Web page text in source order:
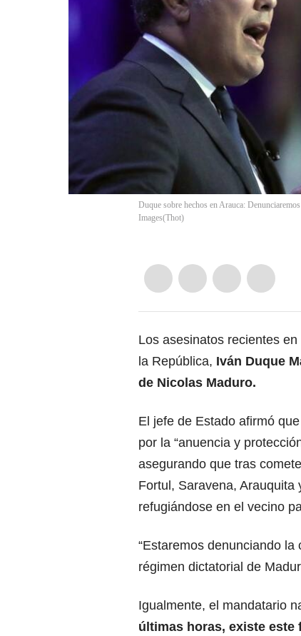
Duque sobre hechos en Arauca:
Images(Thot)
Los asesinatos recientes
la República, Iván Duque
de Nicolas Maduro.
El jefe de Estado afirmó
por la “anuencia y
asegurando que tras
Fortul, Saravena,
refugiándose en el vecino
“Estaremos denunciando
régimen dictatorial de
Igualmente, el mandatario
últimas horas, existe este